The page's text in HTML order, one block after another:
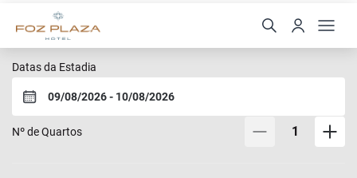
Foz Plaza Hotel
Datas da Estadia
Nº de Quartos 1